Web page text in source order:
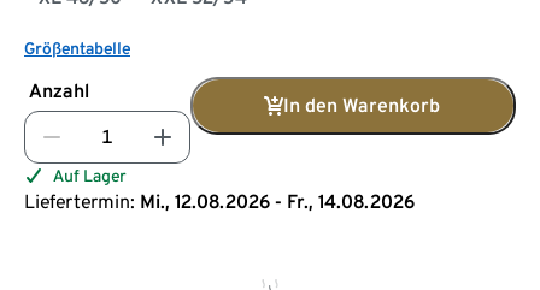
Größentabelle
Anzahl
In den Warenkorb
Auf Lager
Liefertermin: Mi., 12.08.2026 - Fr., 14.08.2026